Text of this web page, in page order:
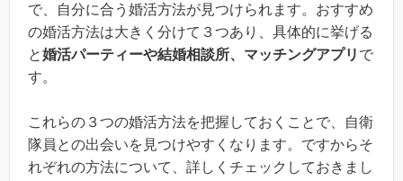
で、自分に合う婚活方法が見つけられます。おすすめ
の婚活方法は大きく分けて３つあり、具体的に挙げる
と婚活パーティーや結婚相談所、マッチングアプリ で
す。
これらの３つの婚活方法を把握しておくことで、自衛
隊員との出会いを見つけやすくなります。ですからそ
れぞれの方法について、詳しくチェックしておきまし